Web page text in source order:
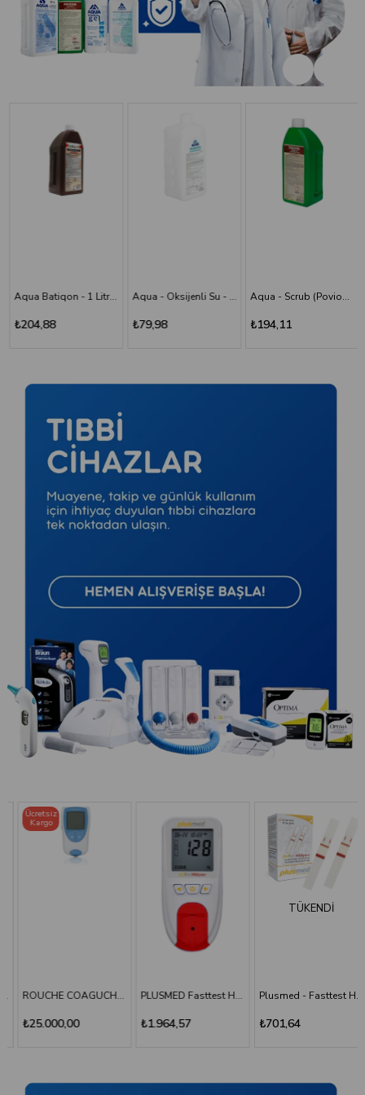
Aqua Batiqon - 1 Litre Batikon - Povidon İyot Çözelti %10
₺204,88
Aqua - Oksijenli Su - 1 lt
₺79,98
Aqua - Scrub (Poviodine) - %7,5 - 1 Litre
₺194,11
ROUCHE COAGUCHEK XS SYSTEM INR Ölçüm Cihazı
₺25.000,00
Ücretsiz
Kargo
PLUSMED Fasttest HBlyzer Hemoglobin Ölçüm Cihazı
₺1.964,57
TÜKENDI
Plusmed - Fasttest Hblyzer Hemoglobin Ölçüm Stripi 50
₺701,64